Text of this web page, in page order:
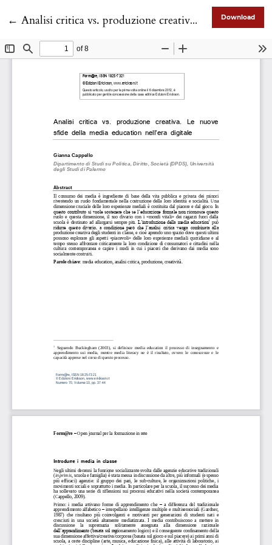
← Return to Article Details
Analisi critica vs. produzione creativa. Le nuove sfide della media education nell’era digitale Download